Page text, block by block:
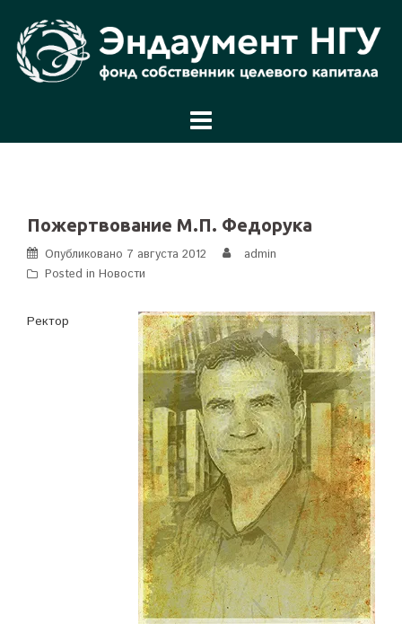
содержимому
Пожертвование М.П. Федорука
Опубликовано 7 августа 2012
admin
Posted in Новости
Ректор